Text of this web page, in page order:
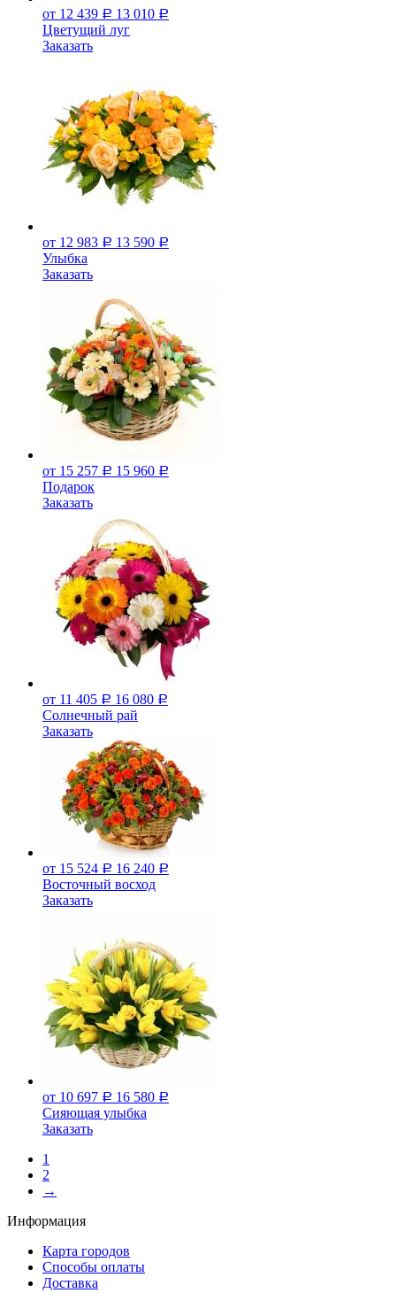
от 12 439 Р 13 010 Р
Цветущий луг
Заказать
от 12 983 Р 13 590 Р
Улыбка
Заказать
от 15 257 Р 15 960 Р
Подарок
Заказать
от 11 405 Р 16 080 Р
Солнечный рай
Заказать
от 15 524 Р 16 240 Р
Восточный восход
Заказать
от 10 697 Р 16 580 Р
Сияющая улыбка
Заказать
1
2
→
Информация
Карта городов
Способы оплаты
Доставка